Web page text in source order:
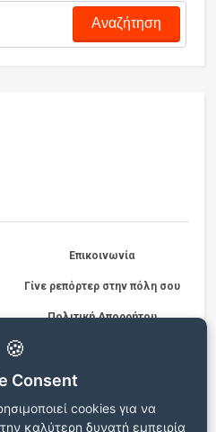
🍪
Consent
cookies για να
καλύτερη δυνατή εμπειρία
Επικοινωνία
Γίνε ρεπόρτερ στην πόλη σου
Πολιτική Απορρήτου
λειτουργία, για
επικοινωνήστε στο